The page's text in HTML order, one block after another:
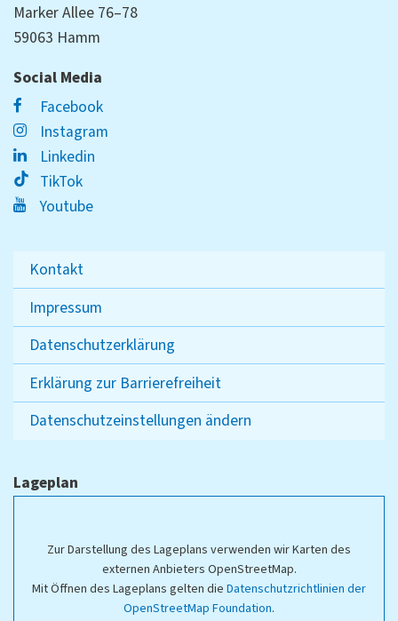
Marker Allee 76–78
59063 Hamm
Social Media
Facebook
Instagram
Linkedin
TikTok
Youtube
Kontakt
Impressum
Datenschutzerklärung
Erklärung zur Barrierefreiheit
Datenschutzeinstellungen ändern
Lageplan
Zur Darstellung des Lageplans verwenden wir Karten des
externen Anbieters OpenStreetMap.
Mit Öffnen des Lageplans gelten die Datenschutzrichtlinien der
OpenStreetMap Foundation.